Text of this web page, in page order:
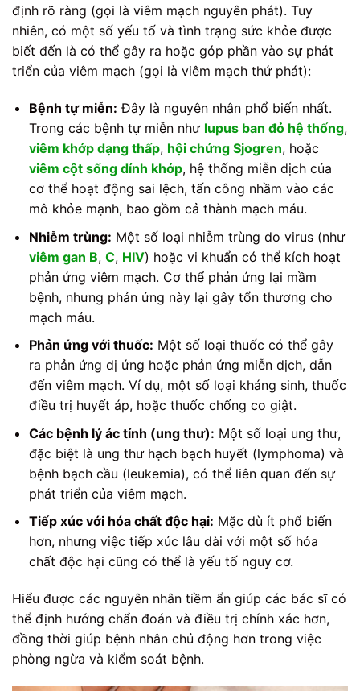
định rõ ràng (gọi là viêm mạch nguyên phát). Tuy
nhiên, có một số yếu tố và tình trạng sức khỏe được
biết đến là có thể gây ra hoặc góp phần vào sự phát
triển của viêm mạch (gọi là viêm mạch thứ phát):
Bệnh tự miễn: Đây là nguyên nhân phổ biến nhất.
Trong các bệnh tự miễn như lupus ban đỏ hệ thống,
viêm khớp dạng thấp, hội chứng Sjogren, hoặc
viêm cột sống dính khớp, hệ thống miễn dịch của
cơ thể hoạt động sai lệch, tấn công nhầm vào các
mô khỏe mạnh, bao gồm cả thành mạch máu.
Nhiễm trùng: Một số loại nhiễm trùng do virus (như
viêm gan B, C, HIV) hoặc vi khuẩn có thể kích hoạt
phản ứng viêm mạch. Cơ thể phản ứng lại mầm
bệnh, nhưng phản ứng này lại gây tổn thương cho
mạch máu.
Phản ứng với thuốc: Một số loại thuốc có thể gây
ra phản ứng dị ứng hoặc phản ứng miễn dịch, dẫn
đến viêm mạch. Ví dụ, một số loại kháng sinh, thuốc
điều trị huyết áp, hoặc thuốc chống co giật.
Các bệnh lý ác tính (ung thư): Một số loại ung thư,
đặc biệt là ung thư hạch bạch huyết (lymphoma) và
bệnh bạch cầu (leukemia), có thể liên quan đến sự
phát triển của viêm mạch.
Tiếp xúc với hóa chất độc hại: Mặc dù ít phổ biến
hơn, nhưng việc tiếp xúc lâu dài với một số hóa
chất độc hại cũng có thể là yếu tố nguy cơ.
Hiểu được các nguyên nhân tiềm ẩn giúp các bác sĩ có
thể định hướng chẩn đoán và điều trị chính xác hơn,
đồng thời giúp bệnh nhân chủ động hơn trong việc
phòng ngừa và kiểm soát bệnh.